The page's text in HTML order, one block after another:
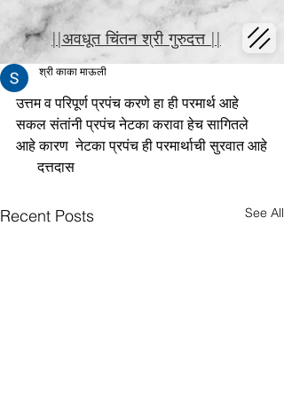
||अवधूत चिंतन श्री गुरुदत्त ||
श्री काका माऊली
उत्तम व परिपूर्ण प्रपंच करणे हा ही परमार्थ आहे
सकल संतांनी प्रपंच नेटका करावा हेच सागितले
आहे कारण  नेटका प्रपंच ही परमार्थाची सुरवात आहे
      दत्तदास
Recent Posts See All